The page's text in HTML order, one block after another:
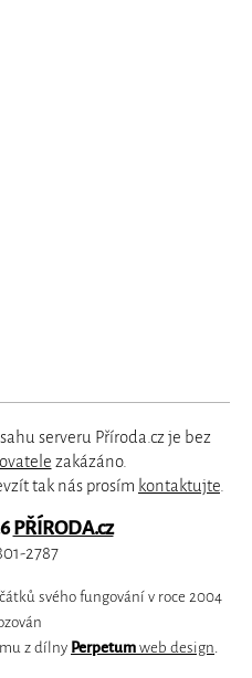
serveru Příroda.cz je bez
zakázáno.
tak nás prosím kontaktujte.
PŘÍRODA.cz
2787
svého fungování v roce 2004
z dílny Perpetum web design